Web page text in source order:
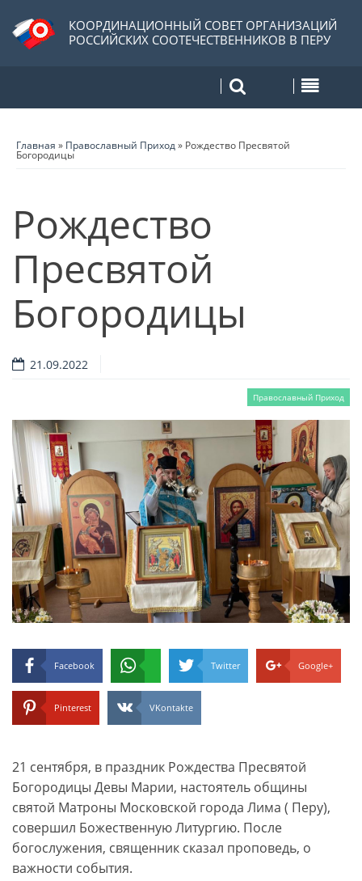
КООРДИНАЦИОННЫЙ СОВЕТ ОРГАНИЗАЦИЙ
РОССИЙСКИХ СООТЕЧЕСТВЕННИКОВ В ПЕРУ
Главная » Православный Приход» Рождество Пресвятой
Богородицы
Рождество
Пресвятой
Богородицы
21.09.2022
Православный Приход
Facebook Twitter Google+
Pinterest VKontakte
21 сентября, в праздник Рождества Пресвятой
Богородицы Девы Марии, настоятель общины
святой Матроны Московской города Лима ( Перу),
совершил Божественную Литургию. После
богослужения, священник сказал проповедь, о
важности события.